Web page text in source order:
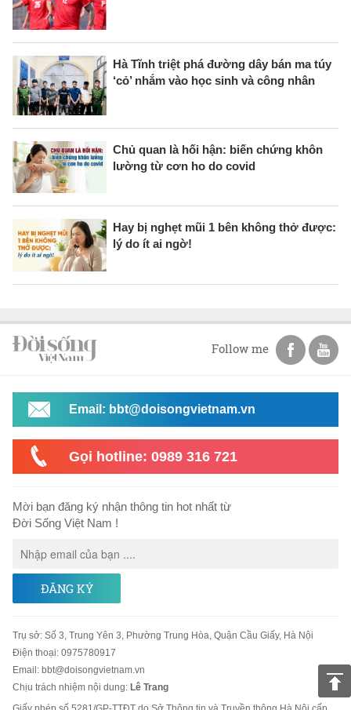
Hà Tĩnh triệt phá đường dây bán ma túy
‘cỏ’ nhắm vào học sinh và công nhân
Chủ quan là hối hận: biến chứng khôn
lường từ cơn ho do covid
Hay bị nghẹt mũi 1 bên không thở được:
lý do ít ai ngờ!
Follow me
Email: bbt@doisongvietnam.vn
Gọi hotline: 0989 316 721
Mời bạn đăng ký nhận thông tin hot nhất từ
Đời Sống Việt Nam !
ĐĂNG KÝ
Trụ sở: Số 3, Trung Yên 3, Phường Trung Hòa, Quận Cầu Giấy, Hà Nội
Điện thoại: 0975780917
Email : bbt@doisongvietnam.vn
Chịu trách nhiệm nội dung: Lê Trang